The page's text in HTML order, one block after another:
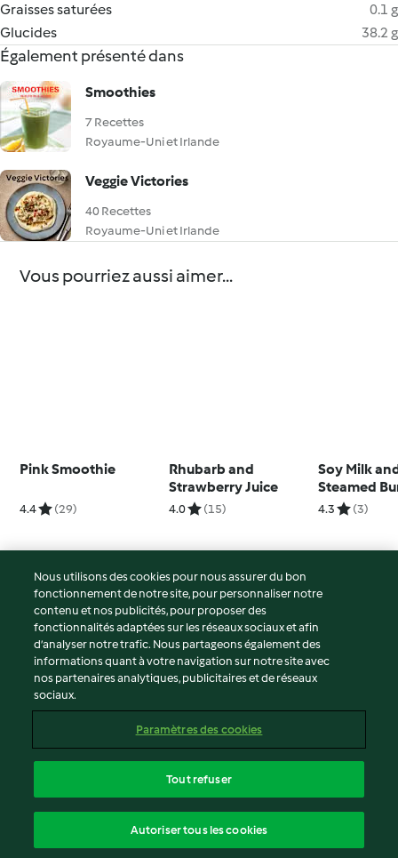
Graisses saturées
0.1 g
Glucides
38.2 g
Également présenté dans
Smoothies
7 Recettes
Royaume-Uni et Irlande
Veggie Victories
40 Recettes
Royaume-Uni et Irlande
Vous pourriez aussi aimer...
Pink Smoothie
4.4 (29)
Rhubarb and
Strawberry Juice
4.0 (15)
Soy Milk
Steamed
4.3 (3)
© Copyright 2026
Conditions d'utilisation
Politique de confidentialité
Non-responsabilité
Mentions légales
Contenu du rapport
Déclaration d'accessibilité
Nous utilisons des cookies pour nous assurer du bon
fonctionnement de notre site, pour personnaliser notre
contenu et nos publicités, pour proposer des
fonctionnalités adaptées sur les réseaux sociaux et afin
d’analyser notre trafic. Nous partageons également des
informations quant à votre navigation sur notre site avec
nos partenaires analytiques, publicitaires et de réseaux
sociaux.
Paramètres des cookies
Tout refuser
Autoriser tous les cookies